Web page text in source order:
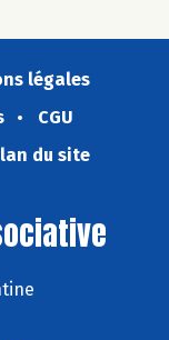
légales
CGU
du site